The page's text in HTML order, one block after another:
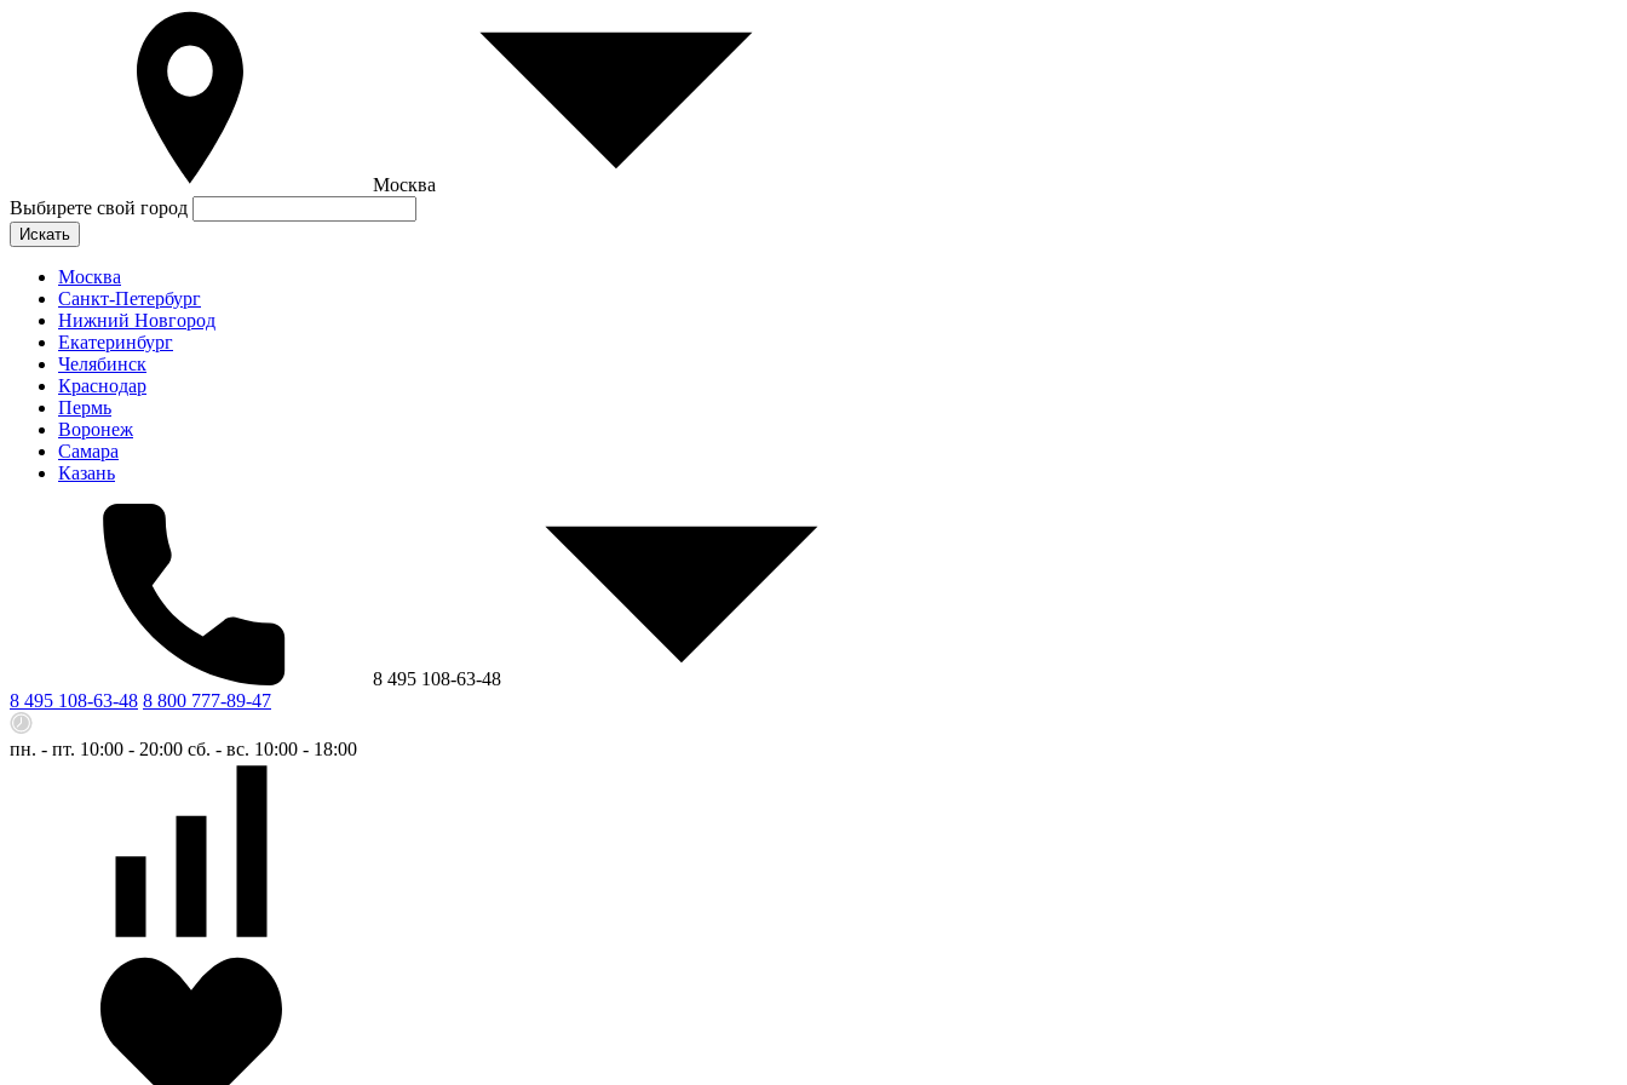
Москва
Выбирете свой город
Искать
Москва
Санкт-Петербург
Нижний Новгород
Екатеринбург
Челябинск
Краснодар
Пермь
Воронеж
Самара
Казань
8 495 108-63-48
8 495 108-63-48 8 800 777-89-47
пн. - пт. 10:00 - 20:00 сб. - вс. 10:00 - 18:00